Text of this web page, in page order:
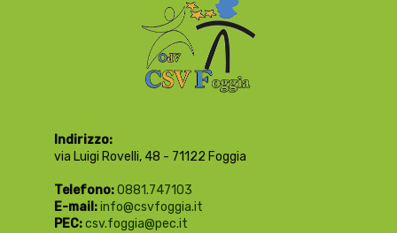
Indirizzo:
via Luigi Rovelli, 48 - 71122 Foggia
Telefono:0881.747103
E-mail:info@csvfoggia.it
PEC:csv.foggia@pec.it